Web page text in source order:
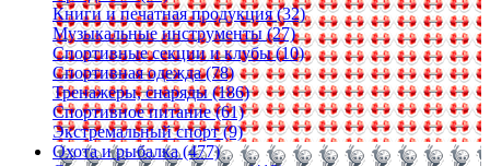
Книги и печатная продукция (32)
Музыкальные инструменты (27)
Спортивные секции и клубы (10)
Спортивная одежда (78)
Тренажеры, снаряды (186)
Спортивное питание (61)
Экстремальный спорт (9)
Охота и рыбалка (477)